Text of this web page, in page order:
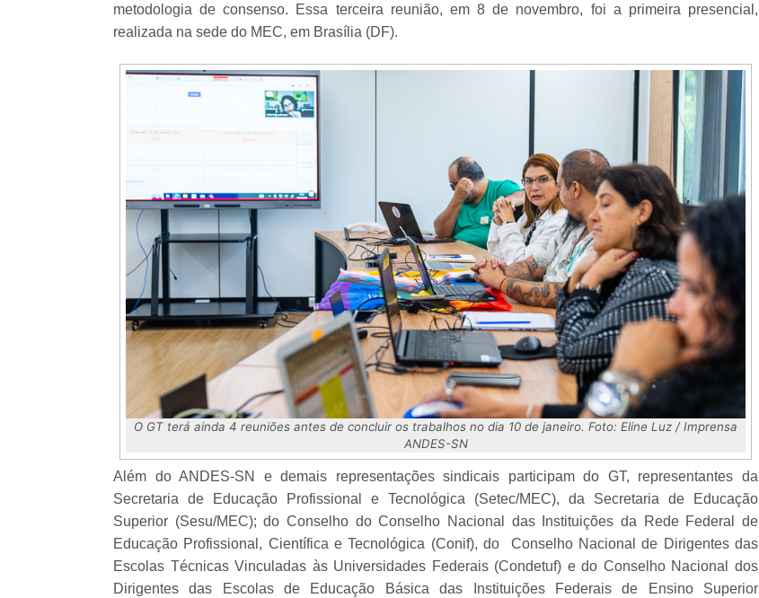
metodologia de consenso. Essa terceira reunião, em 8 de novembro, foi a primeira presencial,
realizada na sede do MEC, em Brasília (DF).
O GT terá ainda 4 reuniões antes de concluir os trabalhos no dia 10 de janeiro. Foto: Eline Luz / Imprensa
ANDES-SN
Além do ANDES-SN e demais representações sindicais participam do GT, representantes da
Secretaria de Educação Profissional e Tecnológica (Setec/MEC), da Secretaria de Educação
Superior (Sesu/MEC); do Conselho do Conselho Nacional das Instituições da Rede Federal de
Educação Profissional, Científica e Tecnológica (Conif), do Conselho Nacional de Dirigentes das
Escolas Técnicas Vinculadas às Universidades Federais (Condetuf) e do Conselho Nacional dos
Dirigentes das Escolas de Educação Básica das Instituições Federais de Ensino Superior